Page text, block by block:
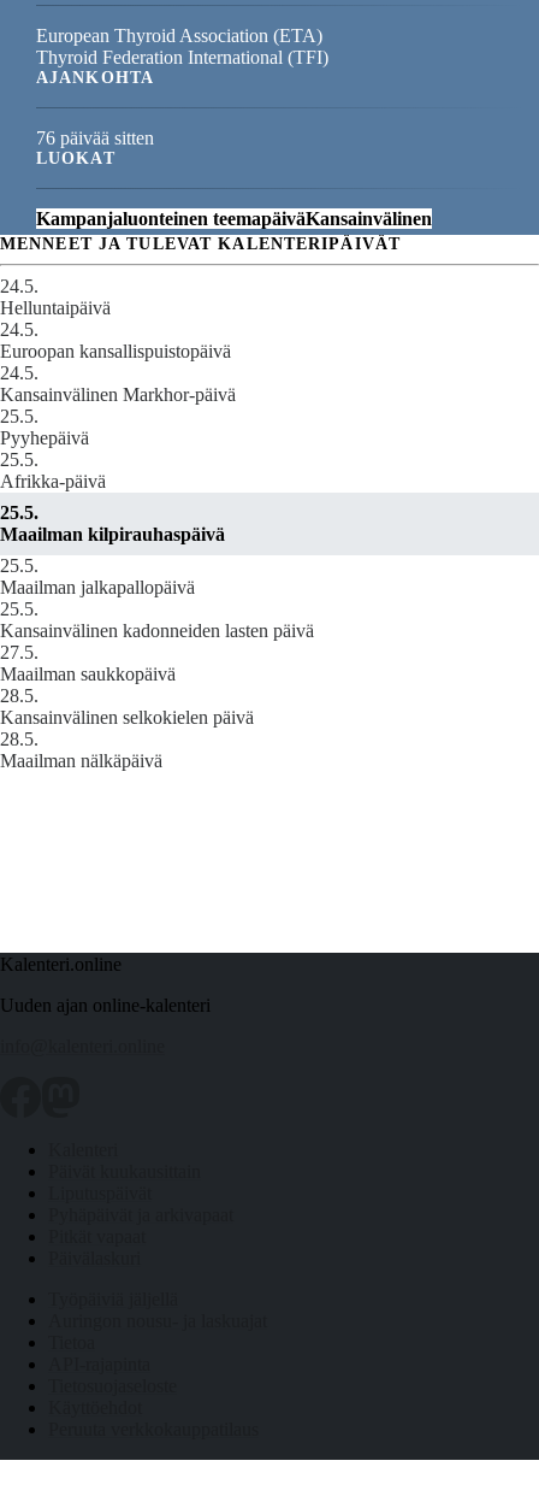
European Thyroid Association (ETA)
Thyroid Federation International (TFI)
AJANKOHTA
76 päivää sitten
LUOKAT
Kampanjaluonteinen teemapäiväKansainvälinen
MENNEET JA TULEVAT KALENTERIPÄIVÄT
24.5.
Helluntaipäivä
24.5.
Euroopan kansallispuistopäivä
24.5.
Kansainvälinen Markhor-päivä
25.5.
Pyyhepäivä
25.5.
Afrikka-päivä
25.5.
Maailman kilpirauhaspäivä
25.5.
Maailman jalkapallopäivä
25.5.
Kansainvälinen kadonneiden lasten päivä
27.5.
Maailman saukkopäivä
28.5.
Kansainvälinen selkokielen päivä
28.5.
Maailman nälkäpäivä
Kalenteri.online
Uuden ajan online-kalenteri